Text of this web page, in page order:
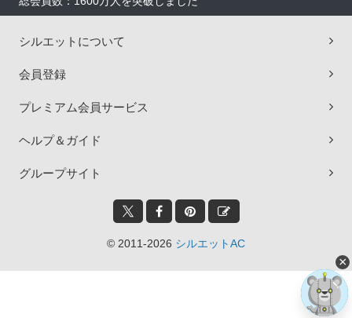
シルエットについて
会員登録
プレミアム会員サービス
ヘルプ＆ガイド
グループサイト
© 2011-2026 シルエットAC
×